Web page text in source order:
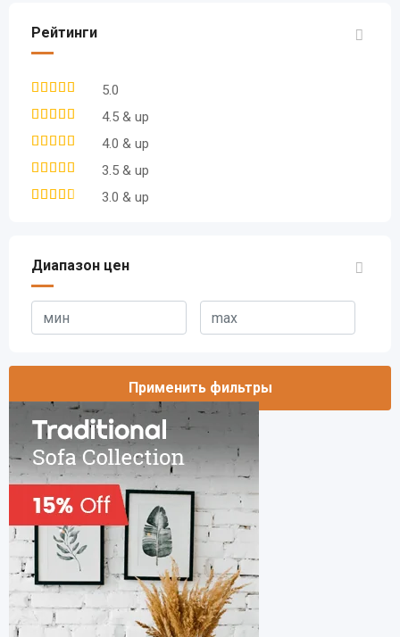
Рейтинги
5.0
4.5 & up
4.0 & up
3.5 & up
3.0 & up
Диапазон цен
Применить фильтры